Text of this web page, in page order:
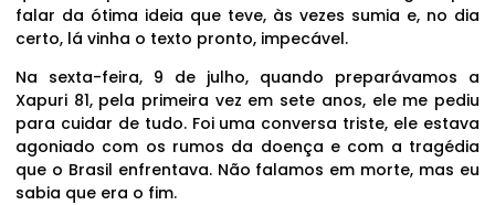
falar da ótima ideia que teve, às vezes sumia e, no dia
certo, lá vinha o texto pronto, impecável.
Na sexta-feira, 9 de julho, quando preparávamos a
Xapuri 81, pela primeira vez em sete anos, ele me pediu
para cuidar de tudo. Foi uma conversa triste, ele estava
agoniado com os rumos da doença e com a tragédia
que o Brasil enfrentava. Não falamos em morte, mas eu
sabia que era o fim.